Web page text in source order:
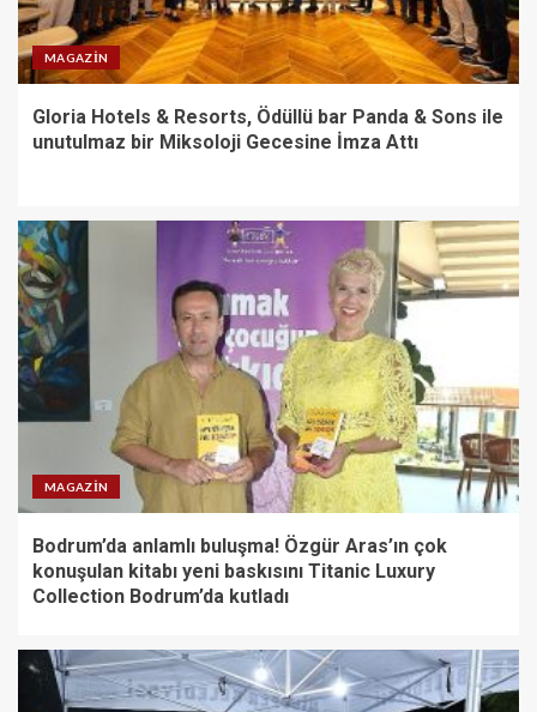
MAGAZIN
Gloria Hotels & Resorts, Ödüllü bar Panda & Sons ile
unutulmaz bir Miksoloji Gecesine İmza Attı
MAGAZIN
Bodrum’da anlamlı buluşma! Özgür Aras’ın çok
konuşulan kitabı yeni baskısını Titanic Luxury
Collection Bodrum’da kutladı